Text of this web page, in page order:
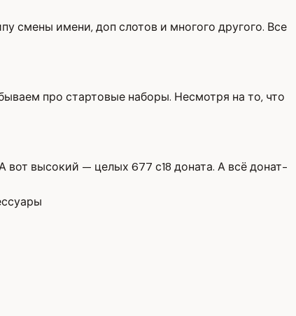
смены имени, доп слотов и многого другого. Все
про стартовые наборы. Несмотря на то, что
вот высокий — целых 677 с18 доната. А всё донат-